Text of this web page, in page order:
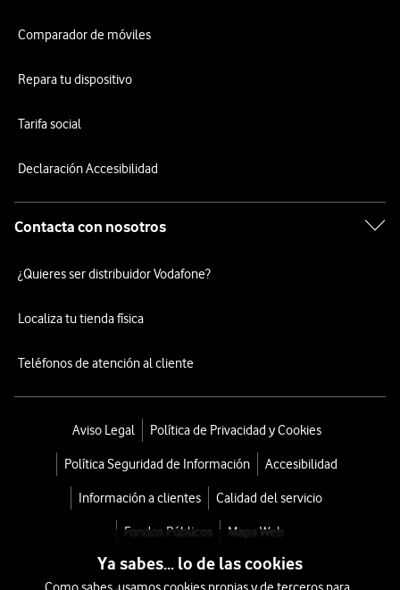
Comparador de móviles
Repara tu dispositivo
Tarifa social
Declaración Accesibilidad
Contacta con nosotros
¿Quieres ser distribuidor Vodafone?
Localiza tu tienda física
Teléfonos de atención al cliente
Aviso Legal Política de Privacidad y Cookies
Política Seguridad de Información Accesibilidad
Información a clientes Calidad del servicio
Fondos Públicos Mapa Web
Ya sabes... lo de las cookies